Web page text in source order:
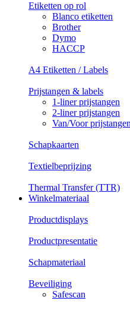
Etiketten op rol
Blanco etiketten
Brother
Dymo
HACCP
A4 Etiketten / Labels
Prijstangen & labels
1-liner prijstangen
2-liner prijstangen
Van/Voor prijstangen
Schapkaarten
Textielbeprijzing
Thermal Transfer (TTR)
Winkelmateriaal
Productdisplays
Productpresentatie
Schapmateriaal
Beveiliging
Safescan